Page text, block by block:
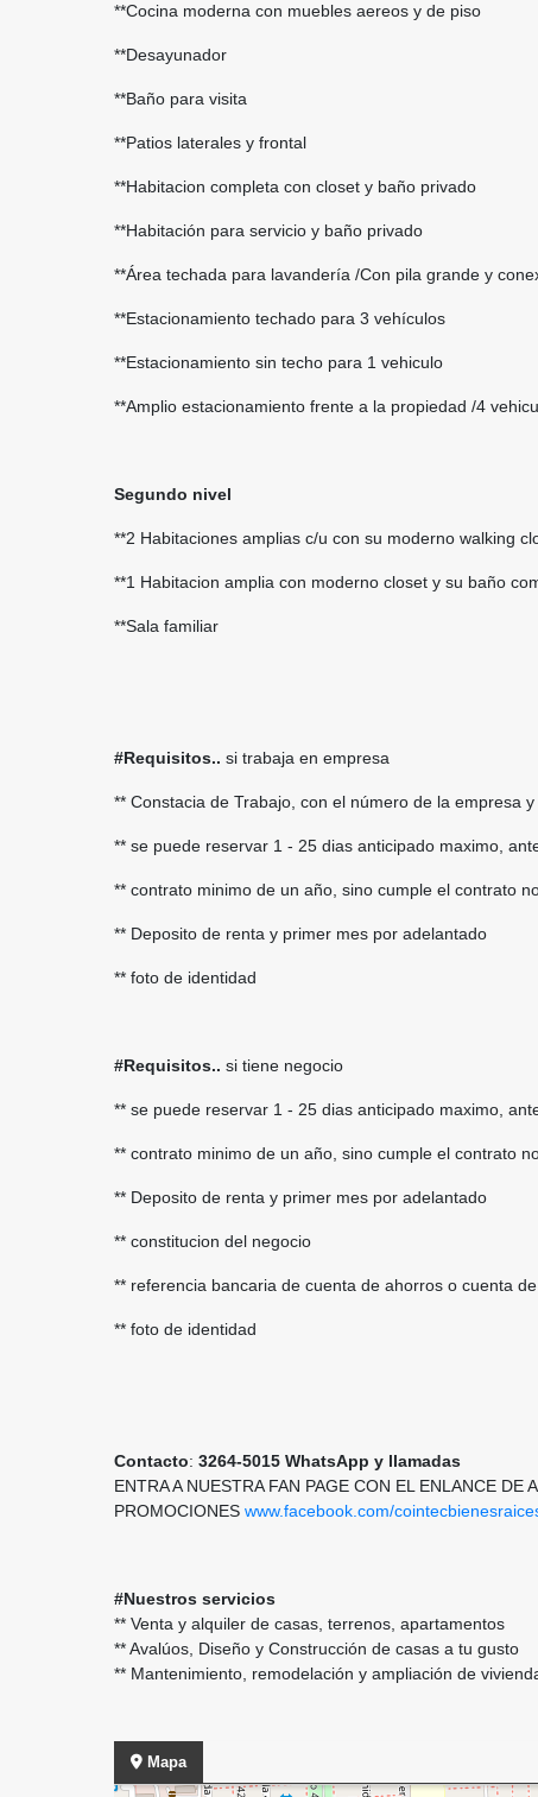
**Cocina moderna con muebles aereos y de piso
**Desayunador
**Baño para visita
**Patios laterales y frontal
**Habitacion completa con closet y baño privado
**Habitación para servicio y baño privado
**Área techada para lavandería /Con pila grande y
**Estacionamiento techado para 3 vehículos
**Estacionamiento sin techo para 1 vehiculo
**Amplio estacionamiento frente a la propiedad /4
Segundo nivel
**2 Habitaciones amplias c/u con su moderno walking
**1 Habitacion amplia con moderno closet y su baño
**Sala familiar
#Requisitos.. si trabaja en empresa
** Constacia de Trabajo, con el número de la empresa
** se puede reservar 1 - 25 dias anticipado maximo,
** contrato minimo de un año, sino cumple el contrato
** Deposito de renta y primer mes por adelantado
** foto de identidad
#Requisitos.. si tiene negocio
** se puede reservar 1 - 25 dias anticipado maximo,
** contrato minimo de un año, sino cumple el contrato
** Deposito de renta y primer mes por adelantado
** constitucion del negocio
** referencia bancaria de cuenta de ahorros o cuenta
** foto de identidad
Contacto: 3264-5015 WhatsApp y llamadas
ENTRA A NUESTRA FAN PAGE CON EL ENLANCE
PROMOCIONES www.facebook.com/
#Nuestros servicios
** Venta y alquiler de casas, terrenos, apartamentos
** Avalúos, Diseño y Construcción de casas a tu gusto
** Mantenimiento, remodelación y ampliación de
Mapa